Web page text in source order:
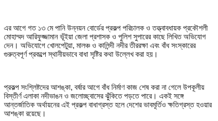
এর আগে গত ১৩ মে পানি উন্নয়ন বোর্ডের প্রকল্প পরিচালক ও তত্ত্বাবধায়ক প্রকৌশলী
মোহাম্মদ আরিফুজ্জামান ভূঁইয়া জেলা প্রশাসক ও পুলিশ সুপারের কাছে লিখিত অভিযোগ
দেন। অভিযোগে খোলপেটুয়া, মালঞ্চ ও কালিন্দী নদীর তীররক্ষা এবং বাঁধ সংস্কারের
গুরুত্বপূর্ণ প্রকল্পে স্থানীয়ভাবে বাধা সৃষ্টির কথা উল্লেখ করা হয়।
প্রকল্প সংশ্লিষ্টদের আশঙ্কা, বর্ষার আগে বাঁধ নির্মাণ কাজ শেষ করা না গেলে উপকূলীয়
বিস্তীর্ণ এলাকা নদীভাঙন ও জলোচ্ছ্বাসের ঝুঁকিতে পড়তে পারে। একই সঙ্গে
আন্তর্জাতিক অর্থায়নের এই প্রকল্প বাধাগ্রস্ত হলে দেশের ভাবমূর্তিও ক্ষতিগ্রস্ত হওয়ার
আশঙ্কা রয়েছে।